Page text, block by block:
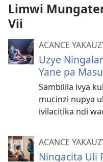
Limwi
Vii
ACANCE
Uzye
Yane pa
Sambilila ivya
mucinzi nupya
ivilacitika ndi
ACANCE
Ningacita Uli